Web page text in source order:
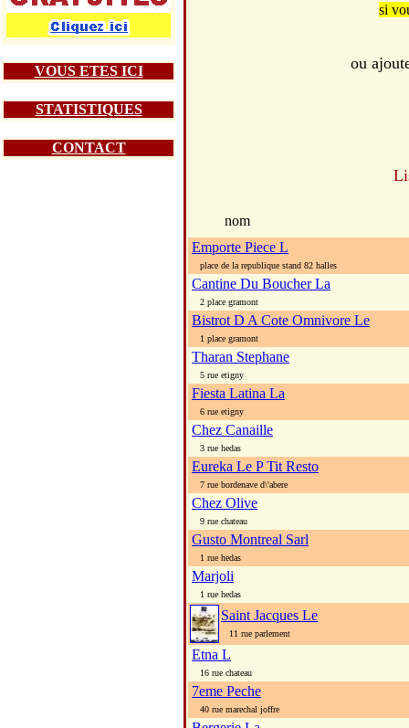
VOUS ETES ICI
STATISTIQUES
CONTACT
si
ou
nom
Emporte Piece L
place de la republique stand 82 halles
Cantine Du Boucher La
2 place gramont
Bistrot D A Cote Omnivore Le
1 place gramont
Tharan Stephane
5 rue etigny
Fiesta Latina La
6 rue etigny
Chez Canaille
3 rue hedas
Eureka Le P Tit Resto
7 rue bordenave d\'abere
Chez Olive
9 rue chateau
Gusto Montreal Sarl
1 rue hedas
Marjoli
1 rue hedas
Saint Jacques Le
11 rue parlement
Etna L
16 rue chateau
7eme Peche
40 rue marechal joffre